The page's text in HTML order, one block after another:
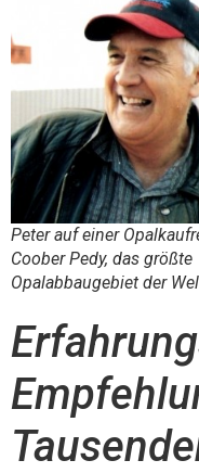
Peter auf einer
Coober Pedy, das größte
Opalabbaugebiet der